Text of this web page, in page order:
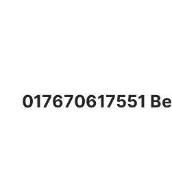
017670617551